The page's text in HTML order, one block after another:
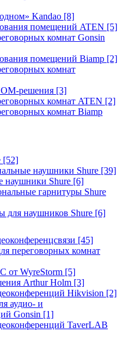
Kandao [8]
помещений ATEN [5]
комнат Gonsin
помещений Biamp [2]
комнат
решения [3]
комнат ATEN [2]
комнат Biamp
[52]
наушники Shure [39]
наушники Shure [6]
гарнитуры Shure
для наушников Shure [6]
[45]
переговорных комнат
от WyreStorm [5]
Arthur Holm [3]
Hikvision [2]
аудио- и
Gonsin [1]
TaverLAB